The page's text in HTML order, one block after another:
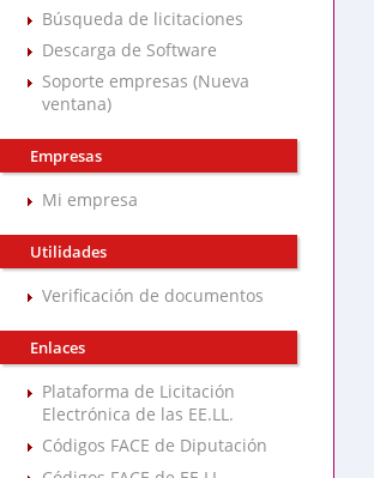
Búsqueda de licitaciones
Descarga de Software
Soporte empresas (Nueva
ventana)
Empresas
Mi empresa
Utilidades
Verificación de documentos
Enlaces
Plataforma de Licitación
Electrónica de las EE.LL.
Códigos FACE de Diputación